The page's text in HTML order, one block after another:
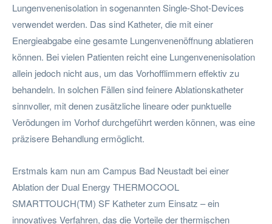
Lungenvenenisolation in sogenannten Single-Shot-Devices
verwendet werden. Das sind Katheter, die mit einer
Energieabgabe eine gesamte Lungenvenenöffnung ablatieren
können. Bei vielen Patienten reicht eine Lungenvenenisolation
allein jedoch nicht aus, um das Vorhofflimmern effektiv zu
behandeln. In solchen Fällen sind feinere Ablationskatheter
sinnvoller, mit denen zusätzliche lineare oder punktuelle
Verödungen im Vorhof durchgeführt werden können, was eine
präzisere Behandlung ermöglicht.
Erstmals kam nun am Campus Bad Neustadt bei einer
Ablation der Dual Energy THERMOCOOL
SMARTTOUCH(TM) SF Katheter zum Einsatz – ein
innovatives Verfahren, das die Vorteile der thermischen